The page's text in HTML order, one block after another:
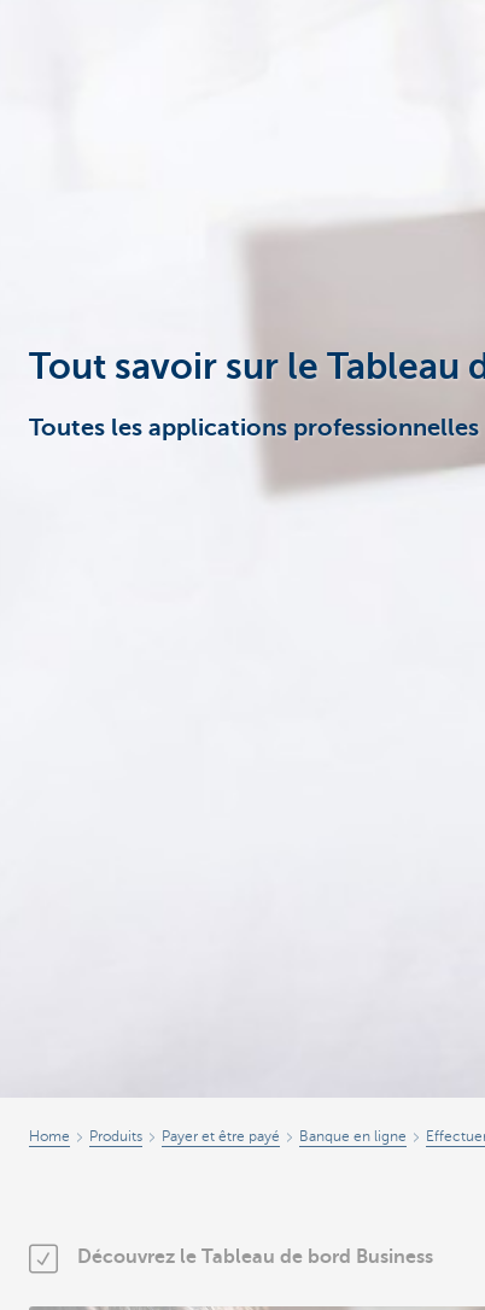
Tout savoir sur le Tableau
Toutes les applications
Home Produits Payer et être payé Banque en ligne
Découvrez le Tableau de bord Business